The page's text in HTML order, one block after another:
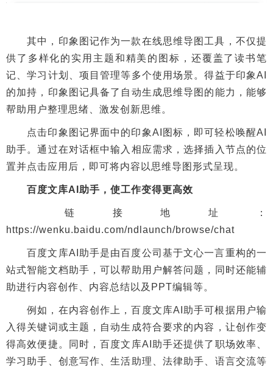
其中，印象图记作为一款在线思维导图工具，不仅提
供了多样化的实用主题和精美的图标，还覆盖了读书笔
记、学习计划、项目管理等多个使用场景。得益于印象AI
的加持，印象图记具备了自动生成思维导图的能力，能够
帮助用户整理思绪、激发创新思维。
点击印象图记界面中的印象AI图标，即可轻松唤醒AI
助手。通过在对话框中输入相应需求，选择插入节点的位
置并点击应用后，即可将内容以思维导图形式呈现。
百度文库AI助手，使工作变得更高效
链接地址：
https://wenku.baidu.com/ndlaunch/browse/chat
百度文库AI助手是由百度公司基于文心一言重构的一
站式智能文档助手，可以帮助用户解答问题，同时还能辅
助进行内容创作、内容总结以及PPT编辑等。
例如，在内容创作上，百度文库AI助手可根据用户输
入得关键词或主题，自动生成符合要求的内容，让创作变
得高效便捷。同时，百度文库AI助手还提供了职场效率、
学习助手、创意写作、生活助理、法律助手、语言交流等